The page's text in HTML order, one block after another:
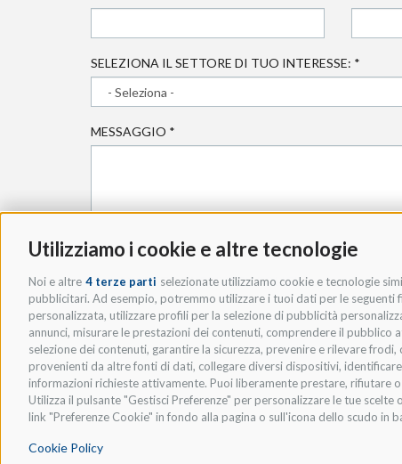
Utilizziamo i cookie e altre tecnologie
Noi e altre 4 terze parti selezionate utilizziamo cookie e tecnologie
pubblicitari. Ad esempio, potremmo utilizzare i tuoi dati per le
personalizzata, utilizzare profili per la selezione di pubblicità
annunci, misurare le prestazioni dei contenuti, comprendere il
selezione dei contenuti, garantire la sicurezza, prevenire e rilevare
provenienti da altre fonti di dati, collegare diversi dispositivi,
informazioni richieste attivamente. Puoi liberamente prestare, rifiutare
Utilizza il pulsante "Gestisci Preferenze" per personalizzare le tue
link "Preferenze Cookie" in fondo alla pagina o sull'icona dello scudo in
Cookie Policy
SELEZIONA IL SETTORE DI TUO INTERESSE: *
MESSAGGIO *
* ACCETTO LAPRIVACY POLICY.